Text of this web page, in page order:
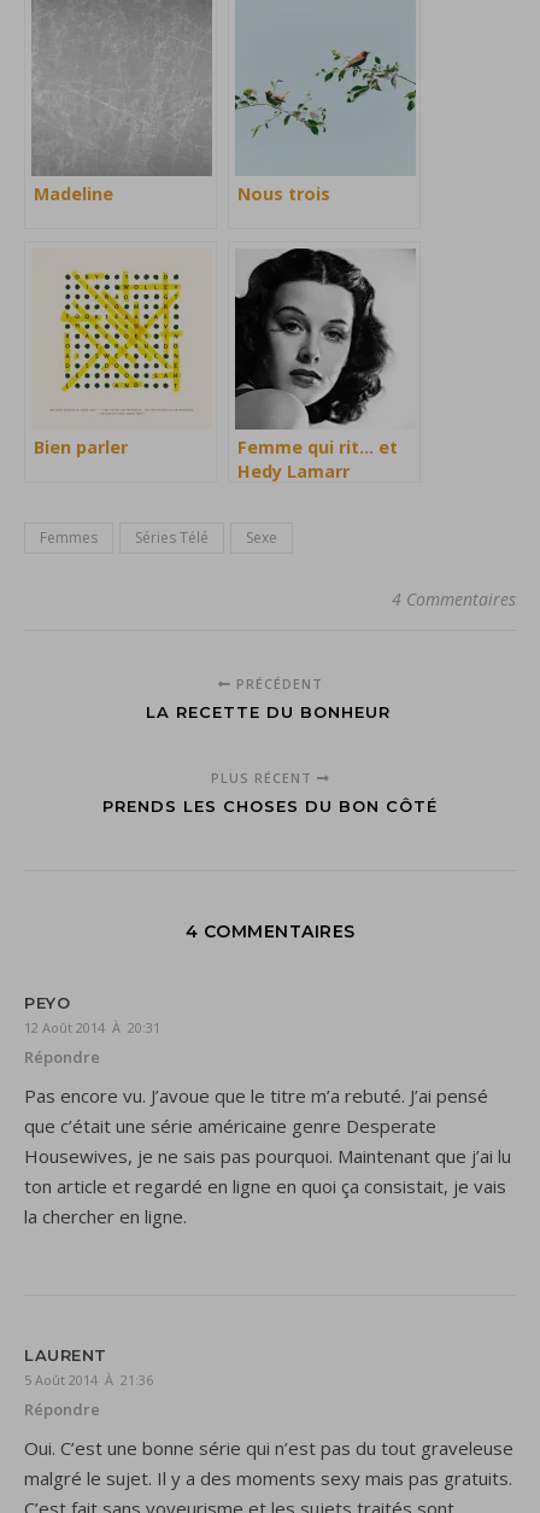
Madeline Nous trois
Bien parler
Femme qui rit… et
Hedy Lamarr
Femmes Séries Télé Sexe
4 Commentaires
PRÉCÉDENT
LA RECETTE DU BONHEUR
PLUS RÉCENT
PRENDS LES CHOSES DU BON CÔTÉ
4 COMMENTAIRES
PEYO
12 Août 2014 À 20:31
Répondre
Pas encore vu. J’avoue que le titre m’a rebuté. J’ai pensé
que c’était une série américaine genre Desperate
Housewives, je ne sais pas pourquoi. Maintenant que j’ai lu
ton article et regardé en ligne en quoi ça consistait, je vais
la chercher en ligne.
LAURENT
5 Août 2014 À 21:36
Répondre
Oui. C’est une bonne série qui n’est pas du tout graveleuse
malgré le sujet. Il y a des moments sexy mais pas gratuits.